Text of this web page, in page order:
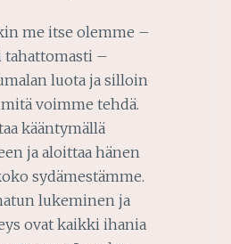
me itse olemme –
tahattomasti –
luota ja silloin
voimme tehdä.
kääntymällä
ja aloittaa hänen
sydämestämme.
lukeminen ja
ovat kaikki ihania